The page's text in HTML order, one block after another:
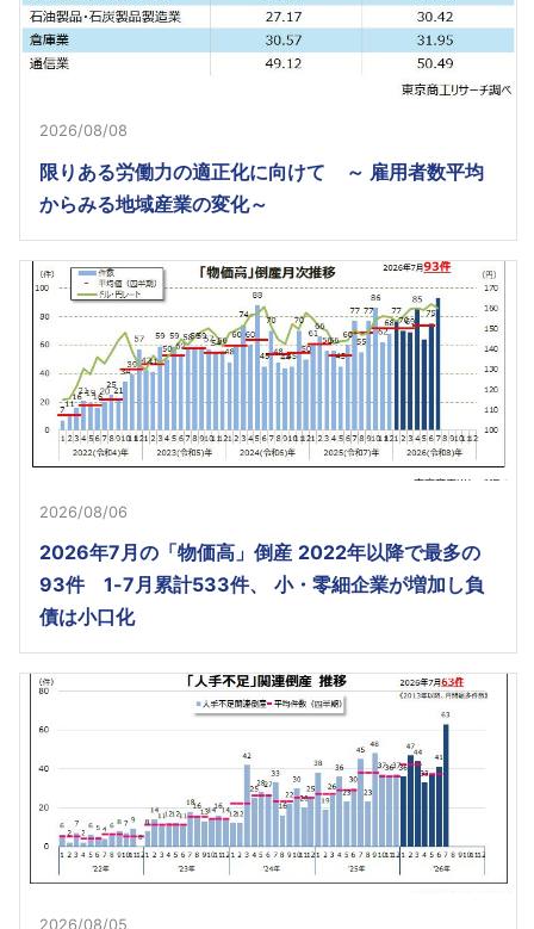
2026/08/08
限りある労働力の適正化に向けて ～ 雇用者数平均
からみる地域産業の変化～
2026/08/06
2026年7月の「物価高」倒産 2022年以降で最多の
93件 1-7月累計533件、 小・零細企業が増加し負
債は小口化
2026/08/05